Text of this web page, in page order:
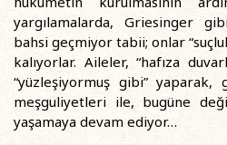
yargılamalarda, Griesinger
bahsi geçmiyor tabii; onlar
kalıyorlar. Aileler, “hafıza
“yüzleşiyormuş gibi” yaparak,
meşguliyetleri ile, bugüne
yaşamaya devam ediyor…